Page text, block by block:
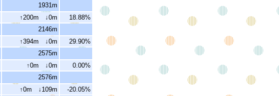
1931m
↑200m ↓0m
18.88%
2146m
↑394m ↓0m
29.90%
2575m
↑0m ↓0m
0.00%
2576m
↑0m ↓109m
-20.05%